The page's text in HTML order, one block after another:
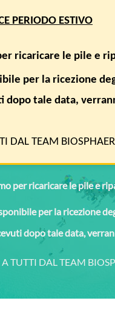
per ricaricare le pile e
per la ricezione
dopo tale data,
TUTTI DAL TEAM
PERIODO ESTIVO
ricaricare le pile e
per la ricezione
dopo tale data,
DAL TEAM